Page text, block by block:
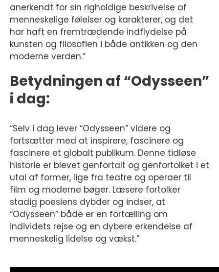
anerkendt for sin righoldige beskrivelse af
menneskelige følelser og karakterer, og det
har haft en fremtrædende indflydelse på
kunsten og filosofien i både antikken og den
moderne verden.”
Betydningen af “Odysseen”
i dag:
“Selv i dag lever “Odysseen” videre og
fortsætter med at inspirere, fascinere og
fascinere et globalt publikum. Denne tidløse
historie er blevet genfortalt og genfortolket i et
utal af former, lige fra teatre og operaer til
film og moderne bøger. Læsere fortolker
stadig poesiens dybder og indser, at
“Odysseen” både er en fortælling om
individets rejse og en dybere erkendelse af
menneskelig lidelse og vækst.”